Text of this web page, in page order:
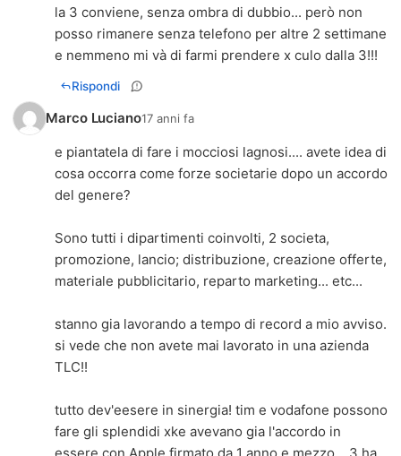
la 3 conviene, senza ombra di dubbio... però non
posso rimanere senza telefono per altre 2 settimane
e nemmeno mi và di farmi prendere x culo dalla 3!!!
Rispondi
Marco Luciano17 anni fa
e piantatela di fare i mocciosi lagnosi.... avete idea di
cosa occorra come forze societarie dopo un accordo
del genere?
Sono tutti i dipartimenti coinvolti, 2 societa,
promozione, lancio; distribuzione, creazione offerte,
materiale pubblicitario, reparto marketing... etc...
stanno gia lavorando a tempo di record a mio avviso.
si vede che non avete mai lavorato in una azienda
TLC!!
tutto dev'eesere in sinergia! tim e vodafone possono
fare gli splendidi xke avevano gia l'accordo in
essere con Apple firmato da 1 anno e mezzo... 3 ha